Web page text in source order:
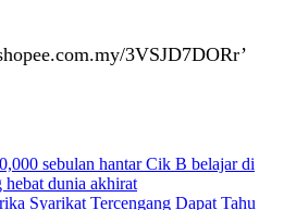
3VSJD7DORr’
sebulan hantar Cik B belajar di
hebat dunia akhirat
Syarikat Tercengang Dapat Tahu